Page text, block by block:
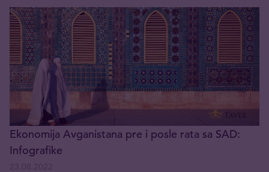
Ekonomija Avganistana pre i posle rata sa SAD:
Infografike